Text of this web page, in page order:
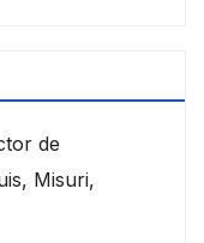
de
Misuri,